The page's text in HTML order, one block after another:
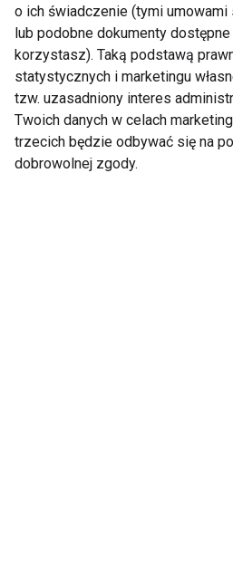
Pomorska sieć fitness
Good Luck ma nowych
właścicieli
o ich świadczenie (tymi
lub podobne dokumenty
korzystasz). Taką podstawą
statystycznych i marketingu
tzw. uzasadniony interes
Twoich danych w celach
trzecich będzie odbywać się na
dobrowolnej zgody.